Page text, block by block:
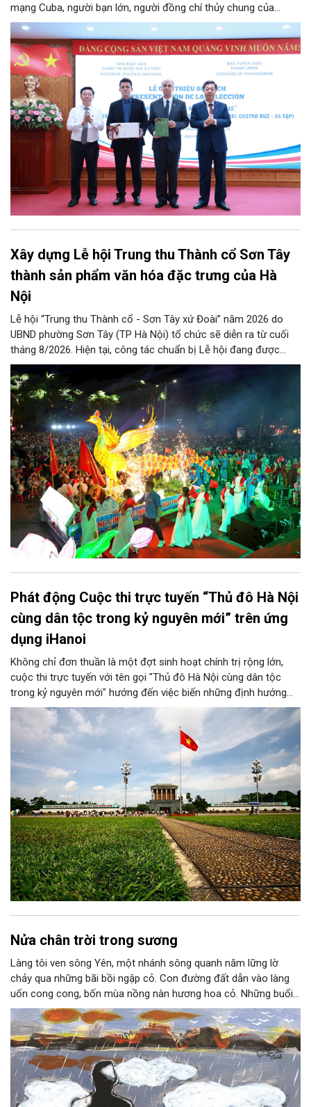
mạng Cuba, người bạn lớn, người đồng chí thủy chung của
Đảng, Nhà nước và nhân dân Việt Nam, chiều 5/8, tại Hà Nội,
Nhà xuất bản Chính trị quốc gia Sự thật phối hợp với Ban Tuyên
giáo Trung ương tổ chức Lễ giới thiệu bộ sách “Tuyển tập các
tác phẩm chọn lọc của Tổng Tư lệnh Fidel Castro Ruz” gồm 24
tập bằng tiếng Tây Ban Nha.
Xây dựng Lễ hội Trung thu Thành cổ Sơn Tây
thành sản phẩm văn hóa đặc trưng của Hà
Nội
Lễ hội “Trung thu Thành cổ - Sơn Tây xứ Đoài” năm 2026 do
UBND phường Sơn Tây (TP Hà Nội) tổ chức sẽ diễn ra từ cuối
tháng 8/2026. Hiện tại, công tác chuẩn bị Lễ hội đang được
chính quyền phường Sơn Tây cùng các phòng, ban, ngành, đơn
vị và 25 tổ dân phố khẩn trương triển khai, tạo khí thế sôi nổi,
sẵn sàng mang đến cho Nhân dân và du khách một mùa Trung
thu quy mô, đặc sắc và giàu bản sắc văn hóa xứ Đoài.
Phát động Cuộc thi trực tuyến “Thủ đô Hà Nội
cùng dân tộc trong kỷ nguyên mới” trên ứng
dụng iHanoi
Không chỉ đơn thuần là một đợt sinh hoạt chính trị rộng lớn,
cuộc thi trực tuyến với tên gọi "Thủ đô Hà Nội cùng dân tộc
trong kỷ nguyên mới" hướng đến việc biến những định hướng
chiến lược trong Nghị quyết số 02-NQ/TW của Bộ Chính trị
thành niềm tin, thành nhận thức chung của mỗi người dân.
Nửa chân trời trong sương
Làng tôi ven sông Yên, một nhánh sông quanh năm lững lờ
chảy qua những bãi bồi ngập cỏ. Con đường đất dẫn vào làng
uốn cong cong, bốn mùa nồng nàn hương hoa cỏ. Những buổi
hoàng hôn, khi nắng đã dịu xuống phía cuối sông, đám hoa tím
lại thẫm màu như có ai vừa rắc lên một lớp khói.